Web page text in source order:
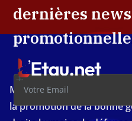
dernières
Média d'investigation
la promotion de la bonne